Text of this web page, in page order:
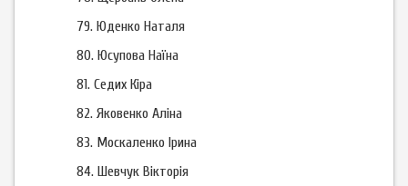
79. Юденко Наталя
80. Юсупова Наїна
81. Седих Кіра
82. Яковенко Аліна
83. Москаленко Ірина
84. Шевчук Вікторія